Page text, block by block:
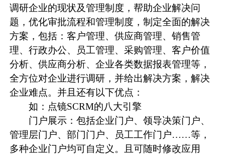
调研企业的现状及管理制度，帮助企业解决问
题，优化审批流程和管理制度，制定全面的解决
方案，包括：客户管理、供应商管理、销售管
理、行政办公、员工管理、采购管理、客户价值
分析、供应商分析、企业各类数据报表管理等，
全方位对企业进行调研，并给出解决方案，解决
企业难点。并且还有以下优点：
如：点镜SCRM的八大引擎
门户展示：包括企业门户、领导决策门户、
管理层门户、部门门户、员工工作门户……等，
多种企业门户均可自定义。且可随时修改应用